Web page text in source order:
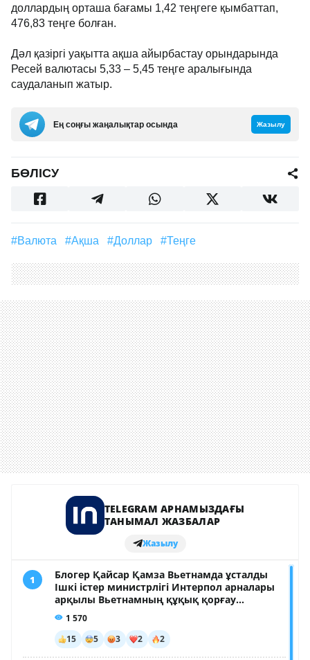
доллардың орташа бағамы 1,42 теңгеге қымбаттап,
476,83 теңге болған.
Дәл қазіргі уақытта ақша айырбастау орындарында
Ресей валютасы 5,33 – 5,45 теңге аралығында
саудаланып жатыр.
Ең соңғы жаңалықтар осында Жазылу
БӨЛІСУ
#валюта #ақша #доллар #Теңге